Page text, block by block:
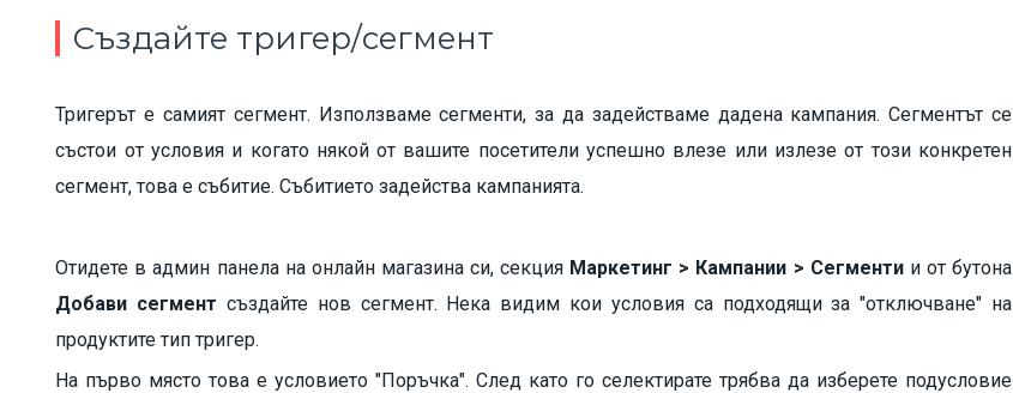
Създайте тригер/сегмент
Тригерът е самият сегмент. Използваме сегменти, за да задействаме дадена кампания. Сегментът се
състои от условия и когато някой от вашите посетители успешно влезе или излезе от този конкретен
сегмент, това е събитие. Събитието задейства кампанията.
Отидете в админ панела на онлайн магазина си, секция Маркетинг > Кампании > Сегментии от бутона
Добави сегмент създайте нов сегмент. Нека видим кои условия са подходящи за "отключване" на
продуктите тип тригер.
На първо място това е условието "Поръчка". След като го селектирате трябва да изберете подусловие